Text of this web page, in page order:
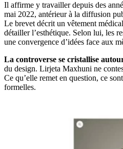
Il affirme y travailler depuis des
mai 2022, antérieur à la diffusion
Le brevet décrit un vêtement
détailler l’esthétique. Selon lui, les
une convergence d’idées face aux
La controverse se cristallise
du design. Lirjeta Maxhuni ne
Ce qu’elle remet en question, ce
formelles.